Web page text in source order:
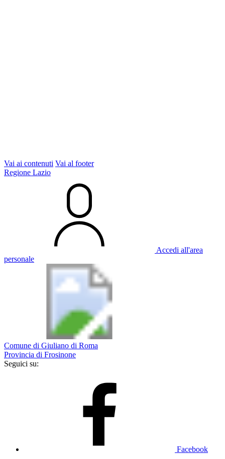
Vai ai contenuti Vai al footer
Regione Lazio
Accedi all'area
personale
Comune di Giuliano di Roma
Provincia di Frosinone
Seguici su:
Facebook